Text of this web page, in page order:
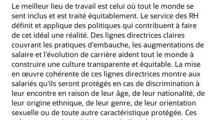
Le meilleur lieu de travail est celui où tout le monde se
sent inclus et est traité équitablement. Le service des RH
définit et applique des politiques qui contribuent à faire
de cet idéal une réalité. Des lignes directrices claires
couvrant les pratiques d'embauche, les augmentations de
salaire et l'évolution de carrière aident tout le monde à
construire une culture transparente et équitable. La mise
en œuvre cohérente de ces lignes directrices montre aux
salariés qu'ils seront protégés en cas de discrimination à
leur encontre en raison de leur âge, de leur nationalité, de
leur origine ethnique, de leur genre, de leur orientation
sexuelle ou de toute autre caractéristique protégée. Ces